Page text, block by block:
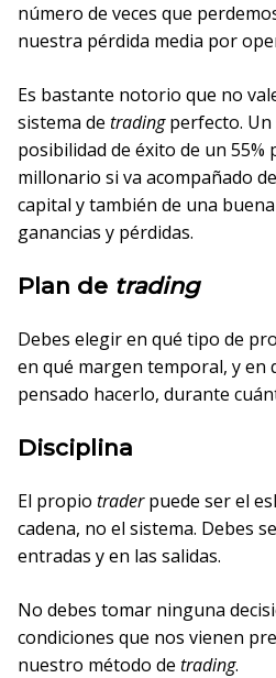
número de veces que
nuestra pérdida media por
Es bastante notorio que no
sistema de tradingperfecto.
posibilidad de éxito de un 55%
millonario si va acompañado
capital y también de una
ganancias y pérdidas.
Plan de trading
Debes elegir en qué tipo de
en qué margen temporal, y en
pensado hacerlo, durante
Disciplina
El propio traderpuede ser el
cadena, no el sistema. Debes
entradas y en las salidas.
No debes tomar ninguna
condiciones que nos vienen
nuestro método de trading.